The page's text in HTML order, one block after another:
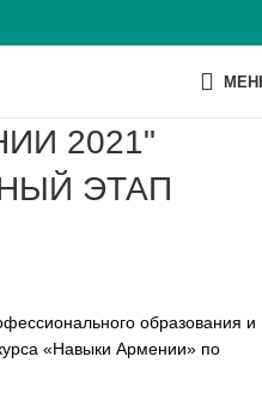
ЭТАП
образования и
«Навыки Армении» по